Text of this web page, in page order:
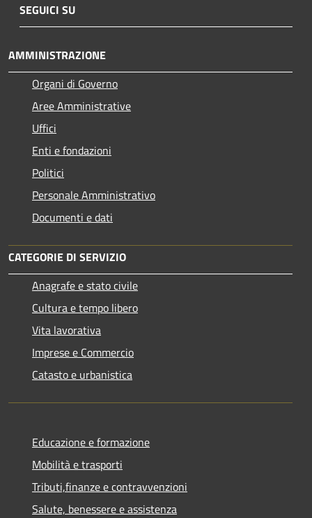
SEGUICI SU
AMMINISTRAZIONE
Organi di Governo
Aree Amministrative
Uffici
Enti e fondazioni
Politici
Personale Amministrativo
Documenti e dati
CATEGORIE DI SERVIZIO
Anagrafe e stato civile
Cultura e tempo libero
Vita lavorativa
Imprese e Commercio
Catasto e urbanistica
Educazione e formazione
Mobilità e trasporti
Tributi,finanze e contravvenzioni
Salute, benessere e assistenza